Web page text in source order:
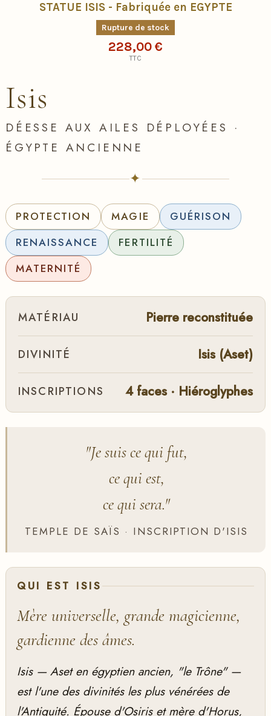
STATUE ISIS - Fabriquée en EGYPTE
Rupture de stock
228,00 €
TTC
Isis
DÉESSE AUX AILES DÉPLOYÉES ·
ÉGYPTE ANCIENNE
✦
PROTECTION MAGIE
GUÉRISON
RENAISSANCE
FERTILITÉ
MATERNITÉ
MATÉRIAU Pierre reconstituée
DIVINITÉ Isis (Aset)
INSCRIPTIONS 4 faces · Hiéroglyphes
"Je suis ce qui fut,
ce qui est,
ce qui sera."
TEMPLE DE SAÏS · INSCRIPTION D'ISIS
QUI EST ISIS
Mère universelle, grande magicienne,
gardienne des âmes.
Isis —Aseten égyptien ancien, "le Trône" —
est l'une des divinités les plus vénérées de
l'Antiquité. Épouse d'Osiris et mère d'Horus,